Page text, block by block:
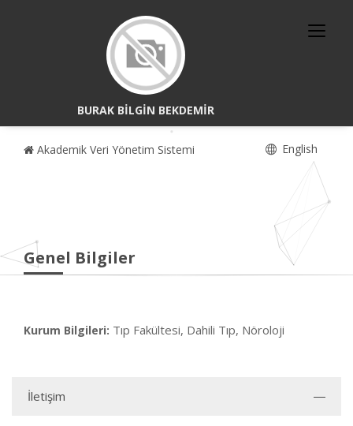
BURAK BİLGİN BEKDEMİR
Akademik Veri Yönetim Sistemi English
Genel Bilgiler
Kurum Bilgileri: Tıp Fakültesi, Dahili Tıp, Nöroloji
İletişim